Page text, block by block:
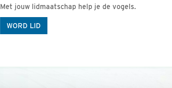
Met jouw lidmaatschap help je de vogels.
WORD LID